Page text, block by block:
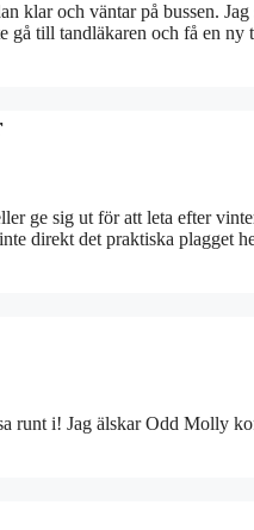
klar och väntar på bussen.
gå till tandläkaren och få en
ge sig ut för att leta efter
direkt det praktiska plagget
runt i! Jag älskar Odd Molly